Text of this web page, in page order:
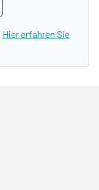
Hier erfahren Sie